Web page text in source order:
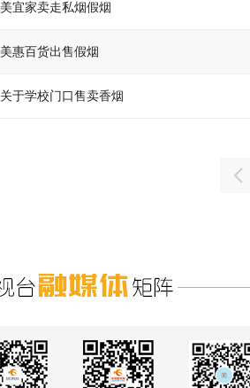
美宜家卖走私烟假烟
美惠百货出售假烟
关于学校门口售卖香烟